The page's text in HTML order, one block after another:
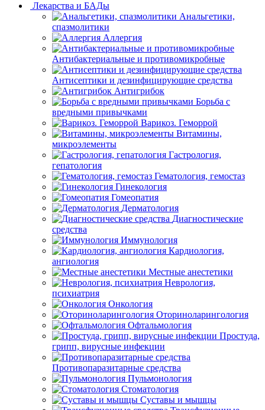
Лекарства и БАДы
Анальгетики,
спазмолитики
Аллергия
Антибактериальные и противомикробные
Антисептики и дезинфицирующие средства
Антигрибок
Борьба с
вредными привычками
Варикоз. Геморрой
Витамины,
микроэлементы
Гастрология,
гепатология
Гематология, гемостаз
Гинекология
Гомеопатия
Дерматология
Диагностические
средства
Иммунология
Кардиология,
ангиология
Местные анестетики
Неврология,
психиатрия
Онкология
Оториноларингология
Офтальмология
Простуда,
грипп, вирусные инфекции
Противопаразитарные средства
Пульмонология
Стоматология
Суставы и мышцы